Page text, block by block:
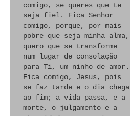
comigo, se queres que te
seja fiel. Fica Senhor
comigo, porque, por mais
pobre que seja minha alma,
quero que se transforme
num lugar de consolação
para Ti, um ninho de amor.
Fica comigo, Jesus, pois
se faz tarde e o dia chega
ao fim; a vida passa, e a
morte, o julgamento e a